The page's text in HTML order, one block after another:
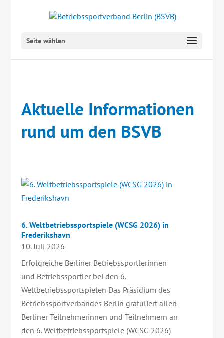
Seite wählen
Aktuelle Informationen
rund um den BSVB
6. Weltbetriebssportspiele (WCSG 2026) in
Frederikshavn
10. Juli 2026
Erfolgreiche Berliner Betriebssportlerinnen
und Betriebssportler bei den 6.
Weltbetriebssportspielen Das Präsidium des
Betriebssportverbandes Berlin gratuliert allen
Berliner Teilnehmerinnen und Teilnehmern an
den 6. Weltbetriebssportspiele (WCSG 2026)